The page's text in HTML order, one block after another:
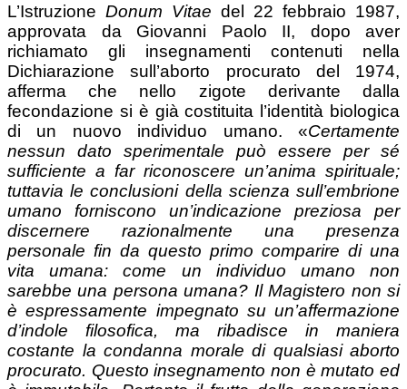
L’Istruzione Donum Vitae del 22 febbraio 1987,
approvata da Giovanni Paolo II, dopo aver
richiamato gli insegnamenti contenuti nella
Dichiarazione sull’aborto procurato del 1974,
afferma che nello zigote derivante dalla
fecondazione si è già costituita l’identità biologica
di un nuovo individuo umano. «Certamente
nessun dato sperimentale può essere per sé
sufficiente a far riconoscere un’anima spirituale;
tuttavia le conclusioni della scienza sull’embrione
umano forniscono un’indicazione preziosa per
discernere razionalmente una presenza
personale fin da questo primo comparire di una
vita umana: come un individuo umano non
sarebbe una persona umana? Il Magistero non si
è espressamente impegnato su un’affermazione
d’indole filosofica, ma ribadisce in maniera
costante la condanna morale di qualsiasi aborto
procurato. Questo insegnamento non è mutato ed